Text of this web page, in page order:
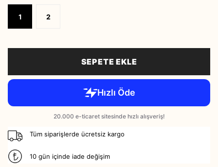
1 2
SEPETE EKLE
Tüm siparişlerde ücretsiz kargo
10 gün içinde iade değişim